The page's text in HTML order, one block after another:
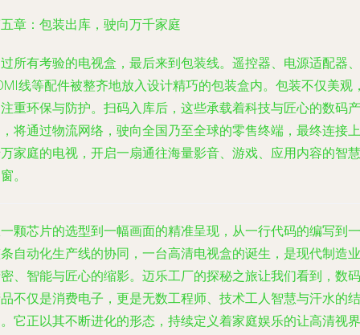
章：包装出库，驶向万千家庭
所有考验的电视盒，最后来到包装线。遥控器、电源适配器、
线等配件被整齐地放入设计精巧的包装盒内。包装不仅美观
重环保与防护。扫码入库后，这些承载着科技与匠心的数码产
将通过物流网络，驶向全国乃至全球的零售终端，最终连接上
家庭的电视，开启一扇通往海量影音、游戏、应用内容的智慧
。
颗芯片的选型到一幅画面的精准呈现，从一行代码的编写到一
自动化生产线的协同，一台高清电视盒的诞生，是现代制造业
、智能与匠心的缩影。迈乐工厂的探秘之旅让我们看到，数码
不仅是消费电子，更是无数工程师、技术工人智慧与汗水的结
它正以其不断进化的形态，持续定义着家庭娱乐的让高清视界